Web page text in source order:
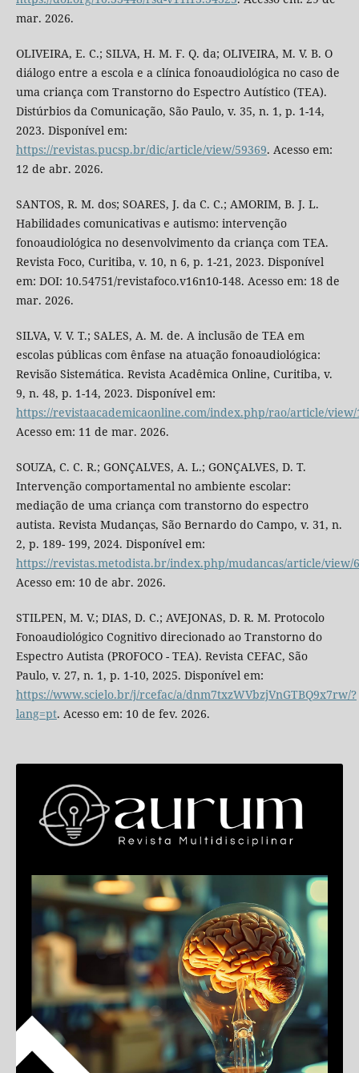
mar. 2026.
OLIVEIRA, E. C.; SILVA, H. M. F. Q. da; OLIVEIRA, M. V. B. O
diálogo entre a escola e a clínica fonoaudiológica no caso de
uma criança com Transtorno do Espectro Autístico (TEA).
Distúrbios da Comunicação, São Paulo, v. 35, n. 1, p. 1-14,
2023. Disponível em:
https://revistas.pucsp.br/dic/article/view/59369. Acesso em:
12 de abr. 2026.
SANTOS, R. M. dos; SOARES, J. da C. C.; AMORIM, B. J. L.
Habilidades comunicativas e autismo: intervenção
fonoaudiológica no desenvolvimento da criança com TEA.
Revista Foco, Curitiba, v. 10, n 6, p. 1-21, 2023. Disponível
em: DOI: 10.54751/revistafoco.v16n10-148. Acesso em: 18 de
mar. 2026.
SILVA, V. V. T.; SALES, A. M. de. A inclusão de TEA em
escolas públicas com ênfase na atuação fonoaudiológica:
Revisão Sistemática. Revista Acadêmica Online, Curitiba, v.
9, n. 48, p. 1-14, 2023. Disponível em:
https://revistaacademicaonline.com/index.php/rao/article/view/
Acesso em: 11 de mar. 2026.
SOUZA, C. C. R.; GONÇALVES, A. L.; GONÇALVES, D. T.
Intervenção comportamental no ambiente escolar:
mediação de uma criança com transtorno do espectro
autista. Revista Mudanças, São Bernardo do Campo, v. 31, n.
2, p. 189- 199, 2024. Disponível em:
https://revistas.metodista.br/index.php/mudancas/article/view/
Acesso em: 10 de abr. 2026.
STILPEN, M. V.; DIAS, D. C.; AVEJONAS, D. R. M. Protocolo
Fonoaudiológico Cognitivo direcionado ao Transtorno do
Espectro Autista (PROFOCO - TEA). Revista CEFAC, São
Paulo, v. 27, n. 1, p. 1-10, 2025. Disponível em:
https://www.scielo.br/j/rcefac/a/dnm7txzWVbzjVnGTBQ9x7rw/?
lang=pt. Acesso em: 10 de fev. 2026.